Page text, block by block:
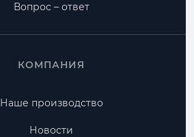
Вопрос – ответ
КОМПАНИЯ
Наше производство
Новости